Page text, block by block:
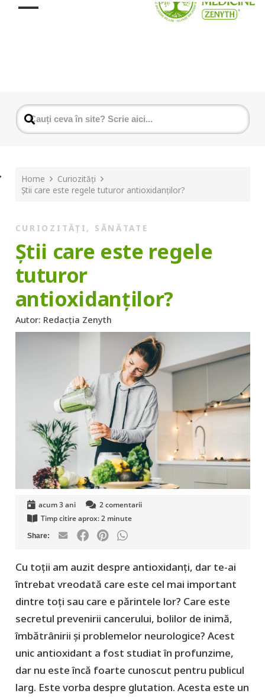
Home
Curiozități
Știi care este regele tuturor antioxidanților?
CURIOZITĂȚI , SĂNĂTATE
Știi care este regele
tuturor
antioxidanților?
Autor: Redacția Zenyth
acum 3 ani 2 comentarii
Timp citire aprox: 2 minute
Cu toții am auzit despre antioxidanți, dar te-ai
întrebat vreodată care este cel mai important
dintre toți sau care e părintele lor? Care este
secretul prevenirii cancerului, bolilor de inimă,
îmbătrânirii și problemelor neurologice? Acest
unic antioxidant a fost studiat în profunzime,
dar nu este încă foarte cunoscut pentru publicul
larg. Este vorba despre glutation. Acesta este un